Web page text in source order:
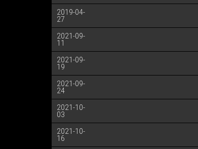
2019-04-
27
2021-09-
11
2021-09-
19
2021-09-
24
2021-10-
03
2021-10-
16